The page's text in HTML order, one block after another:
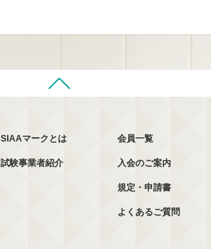
SIAAマークとは
試験事業者紹介
会員一覧
入会のご案内
規定・申請書
よくあるご質問